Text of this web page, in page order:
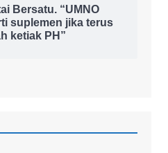
Bersatu. “UMNO
suplemen jika terus
ketiak PH”